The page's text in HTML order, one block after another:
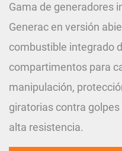
Gama de generadores
Generac en versión
combustible integrado
compartimentos para
manipulación,
giratorias contra
alta resistencia.